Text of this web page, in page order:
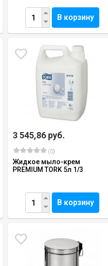
В корзину
3 545,86 руб.
(0)
Жидкое мыло-крем
PREMIUM TORK 5л 1/3
В корзину